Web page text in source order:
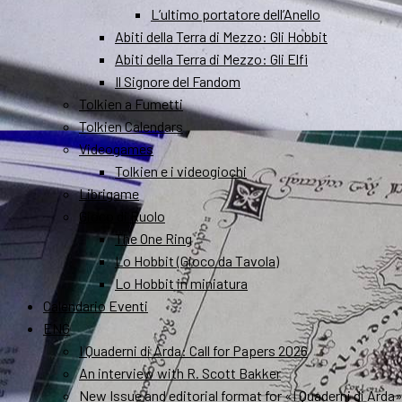
L’ultimo portatore dell’Anello
Abiti della Terra di Mezzo: Gli Hobbit
Abiti della Terra di Mezzo: Gli Elfi
Il Signore del Fandom
Tolkien a Fumetti
Tolkien Calendars
Videogames
Tolkien e i videogiochi
Librigame
Gioco di Ruolo
The One Ring
Lo Hobbit (Gioco da Tavola)
Lo Hobbit in miniatura
Calendario Eventi
ENG
I Quaderni di Arda: Call for Papers 2026
An interview with R. Scott Bakker
New Issue and editorial format for «I Quaderni di Arda»